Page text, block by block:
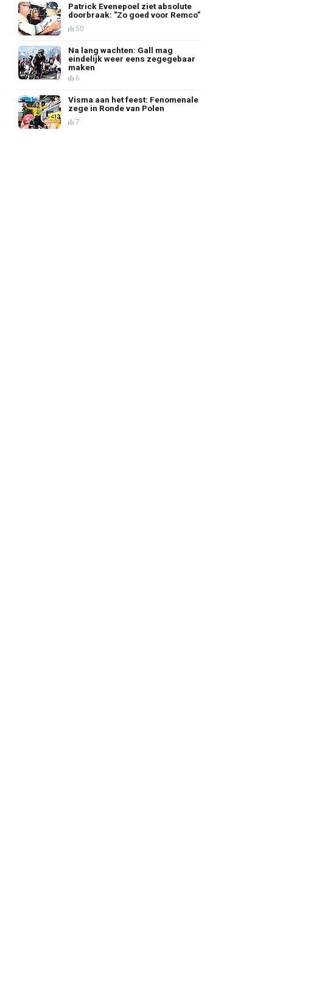
Patrick Evenepoel ziet absolute
doorbraak: "Zo goed voor Remco"
50
Na lang wachten: Gall mag
eindelijk weer eens zegegebaar
maken
6
Visma aan het feest: Fenomenale
zege in Ronde van Polen
7